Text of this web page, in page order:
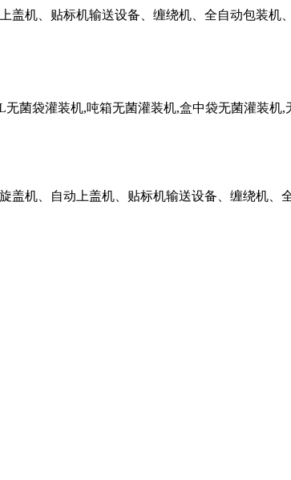
机、贴标机输送设备、缠绕机、全自动包装机
旋盖机、自动上盖机、贴标机输送设备、缠绕机、